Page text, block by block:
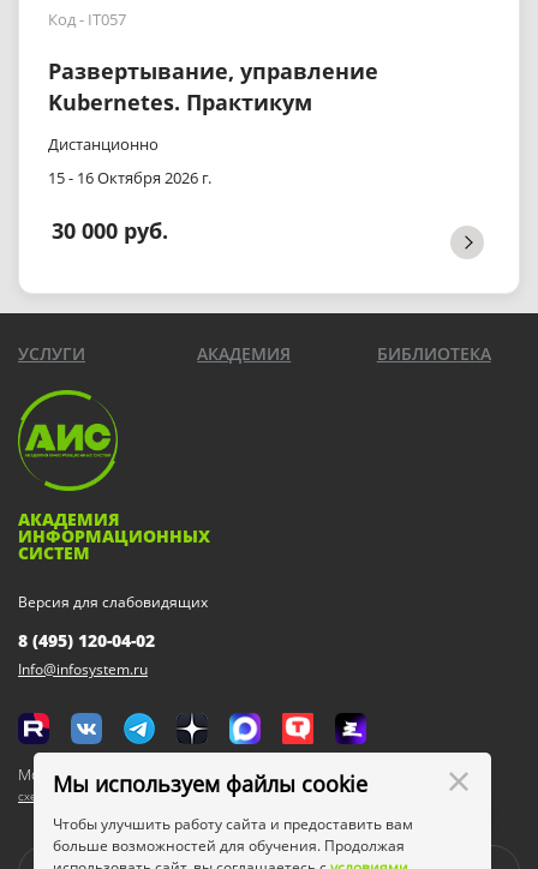
Код - IT057
Развертывание, управление
Kubernetes. Практикум
Дистанционно
15 - 16 Октября 2026 г.
30 000 руб.
УСЛУГИ АКАДЕМИЯ БИБЛИОТЕКА
АКАДЕМИЯ
ИНФОРМАЦИОННЫХ
СИСТЕМ
Версия для слабовидящих
8 (495) 120-04-02
Info@infosystem.ru
Москва, 111123, ул. Плеханова, 4а
схема проезда
Мы используем файлы cookie
Чтобы улучшить работу сайта и предоставить вам
больше возможностей для обучения. Продолжая